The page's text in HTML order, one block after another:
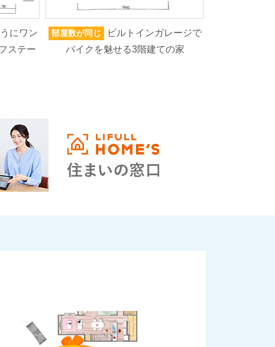
にワン
ステー
部屋数が同じ
ビルトインガレージで
バイクを魅せる3階建ての家